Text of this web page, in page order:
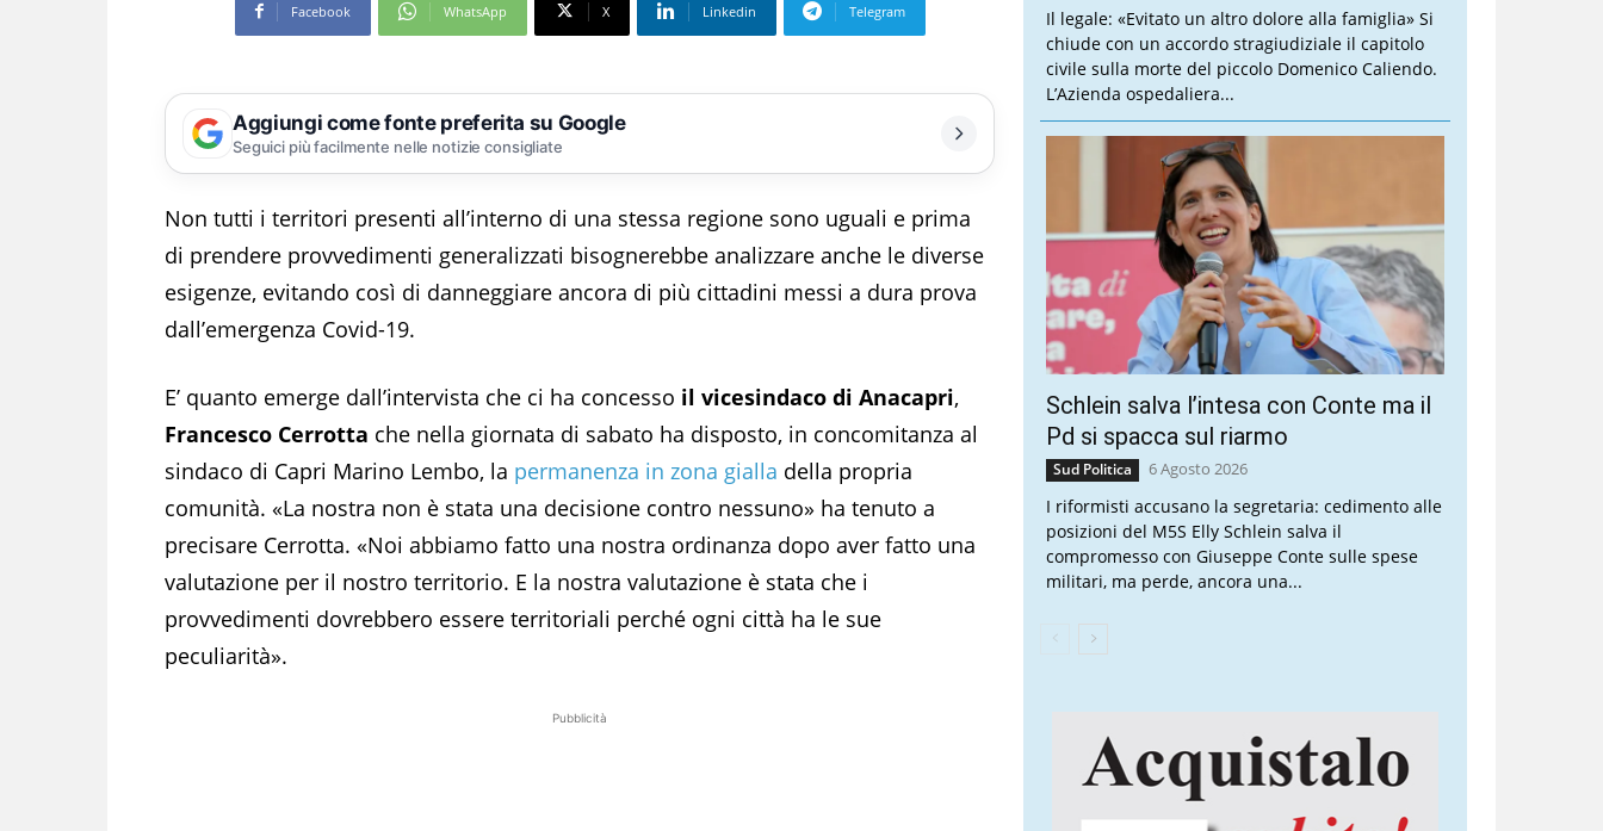
Facebook WhatsApp X Linkedin Telegram
Aggiungi come fonte preferita su Google
Seguici più facilmente nelle notizie consigliate
Non tutti i territori presenti all’interno di una stessa regione sono uguali e prima
di prendere provvedimenti generalizzati bisognerebbe analizzare anche le diverse
esigenze, evitando così di danneggiare ancora di più cittadini messi a dura prova
dall’emergenza Covid-19.
E’ quanto emerge dall’intervista che ci ha concesso il vicesindaco di Anacapri,
Francesco Cerrotta che nella giornata di sabato ha disposto, in concomitanza al
sindaco di Capri Marino Lembo, la permanenza in zona gialla della propria
comunità. «La nostra non è stata una decisione contro nessuno» ha tenuto a
precisare Cerrotta. «Noi abbiamo fatto una nostra ordinanza dopo aver fatto una
valutazione per il nostro territorio. E la nostra valutazione è stata che i
provvedimenti dovrebbero essere territoriali perché ogni città ha le sue
peculiarità».
Pubblicità
Il legale: «Evitato un altro dolore alla famiglia» Si
chiude con un accordo stragiudiziale il capitolo
civile sulla morte del piccolo Domenico Caliendo.
L’Azienda ospedaliera...
Schlein salva l’intesa con Conte ma il
Pd si spacca sul riarmo
Sud Politica 6 Agosto 2026
I riformisti accusano la segretaria: cedimento alle
posizioni del M5S Elly Schlein salva il
compromesso con Giuseppe Conte sulle spese
militari, ma perde, ancora una...